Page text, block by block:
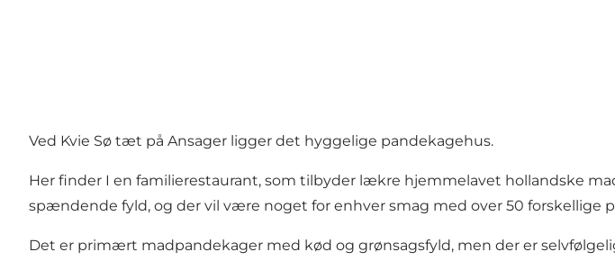
Ved Kvie Sø tæt på Ansager ligger det hyggelige pandekagehus.
Her finder I en familierestaurant, som tilbyder lækre hjemmelavet hollandske
spændende fyld, og der vil være noget for enhver smag med over 50 forskellige
Det er primært madpandekager med kød og grønsagsfyld, men der er